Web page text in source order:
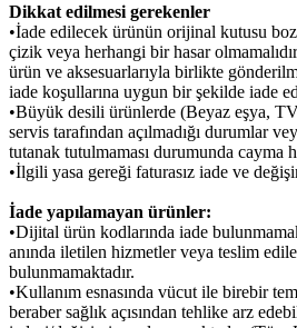
Dikkat edilmesi gerekenler
•İade edilecek ürünün orijinal kutusu
çizik veya herhangi bir hasar
ürün ve aksesuarlarıyla birlikte
iade koşullarına uygun bir şekilde iade
•Büyük desili ürünlerde (Beyaz eşya,
servis tarafından açılmadığı durumlar
tutanak tutulmaması durumunda cayma
•İlgili yasa gereği faturasız iade ve
İade yapılamayan ürünler:
•Dijital ürün kodlarında iade
anında iletilen hizmetler veya teslim
bulunmamaktadır.
•Kullanım esnasında vücut ile birebir
beraber sağlık açısından tehlike arz